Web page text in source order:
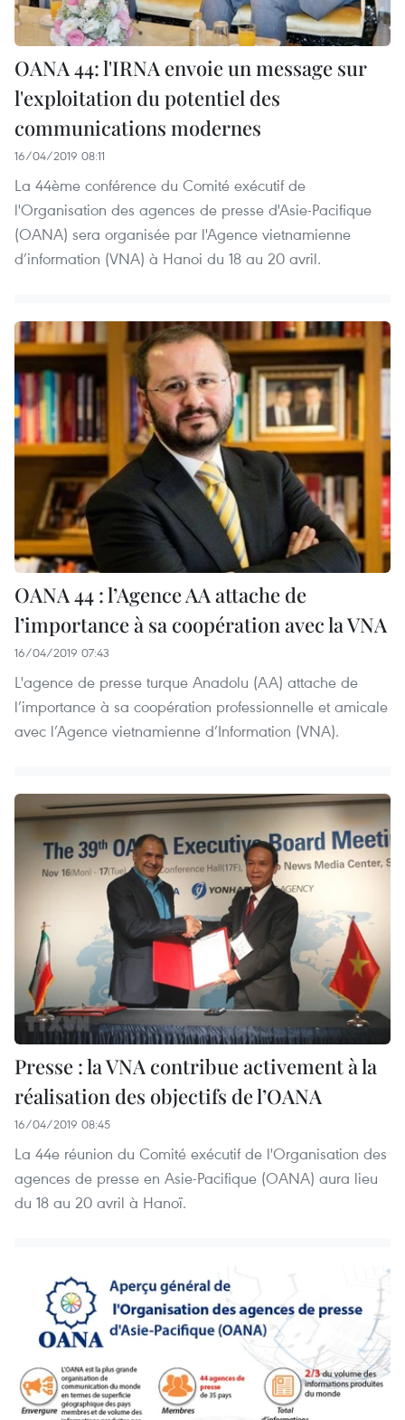
OANA 44: l'IRNA envoie un message sur
l'exploitation du potentiel des
communications modernes
16/04/2019 08:11
La 44ème conférence du Comité exécutif de
l'Organisation des agences de presse d'Asie-Pacifique
(OANA) sera organisée par l'Agence vietnamienne
d’information (VNA) à Hanoi du 18 au 20 avril.
OANA 44 : l’Agence AA attache de
l’importance à sa coopération avec la VNA
16/04/2019 07:43
L'agence de presse turque Anadolu (AA) attache de
l’importance à sa coopération professionnelle et amicale
avec l’Agence vietnamienne d’Information (VNA).
Presse : la VNA contribue activement à la
réalisation des objectifs de l’OANA
16/04/2019 08:45
La 44e réunion du Comité exécutif de l'Organisation des
agences de presse en Asie-Pacifique (OANA) aura lieu
du 18 au 20 avril à Hanoï.